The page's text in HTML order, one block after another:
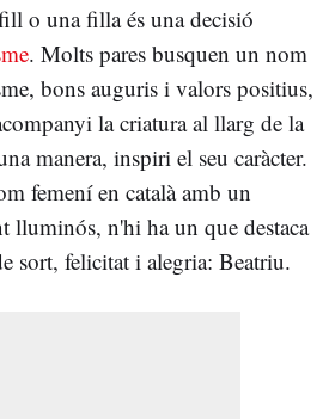
o una filla és una decisió
. Molts pares busquen un nom
bons auguris i valors positius,
la criatura al llarg de la
manera, inspiri el seu caràcter.
femení en català amb un
lluminós, n'hi ha un que destaca
sort, felicitat i alegria: Beatriu.